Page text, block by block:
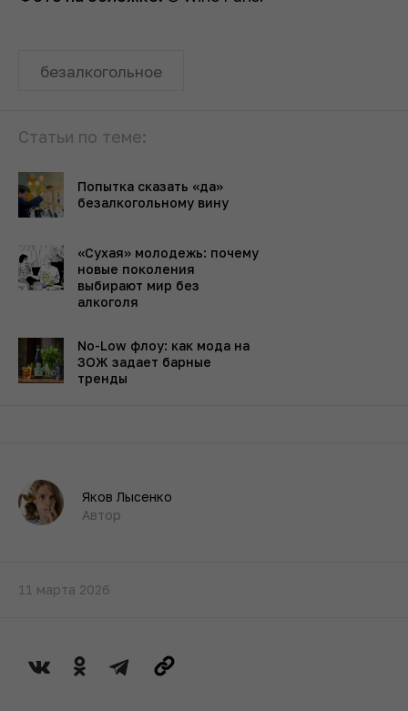
безалкогольное
Статьи по теме:
Попытка сказать «да»
безалкогольному вину
«Сухая» молодежь: почему
новые поколения
выбирают мир без
алкоголя
No-Low флоу: как мода на
ЗОЖ задает барные
тренды
Яков Лысенко
Автор
11 марта 2026